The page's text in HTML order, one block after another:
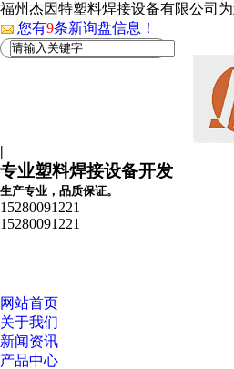
福州杰因特塑料焊接设备有限公司
您有9条新询盘信息！
|
专业塑料焊接设备开发
生产专业，品质保证。
15280091221
15280091221
网站首页
关于我们
新闻资讯
产品中心